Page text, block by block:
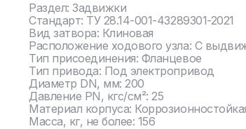
Раздел: Задвижки
Стандарт: ТУ 28.14-001-43289301-2021
Вид затвора: Клиновая
Расположение ходового узла: С
Тип присоединения: Фланцевое
Тип привода: Под электропривод
Диаметр DN, мм: 200
Давление PN, кгс/см²: 25
Материал корпуса:
Масса, кг, не более: 156